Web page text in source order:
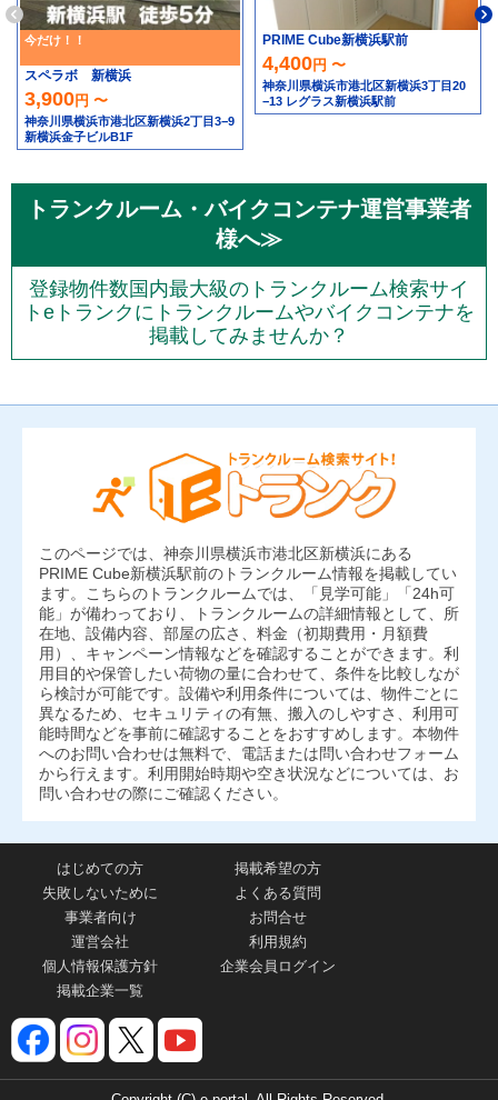
今だけ！！
スペラボ 新横浜
3,900円 〜
神奈川県横浜市港北区新横浜2丁目3−9
新横浜金子ビルB1F
PRIME Cube新横浜駅前
4,400円 〜
神奈川県横浜市港北区新横浜3丁目20
−13 レグラス新横浜駅前
トランクルーム・バイクコンテナ運営事業者
様へ≫
登録物件数国内最大級のトランクルーム検索サイ
トeトランクにトランクルームやバイクコンテナを
掲載してみませんか？
このページでは、神奈川県横浜市港北区新横浜にある
PRIME Cube新横浜駅前のトランクルーム情報を掲載してい
ます。こちらのトランクルームでは、「見学可能」「24h可
能」が備わっており、トランクルームの詳細情報として、所
在地、設備内容、部屋の広さ、料金（初期費用・月額費
用）、キャンペーン情報などを確認することができます。利
用目的や保管したい荷物の量に合わせて、条件を比較しなが
ら検討が可能です。設備や利用条件については、物件ごとに
異なるため、セキュリティの有無、搬入のしやすさ、利用可
能時間などを事前に確認することをおすすめします。本物件
へのお問い合わせは無料で、電話または問い合わせフォーム
から行えます。利用開始時期や空き状況などについては、お
問い合わせの際にご確認ください。
はじめての方
掲載希望の方
失敗しないために
よくある質問
事業者向け
お問合せ
運営会社
利用規約
個人情報保護方針
企業会員ログイン
掲載企業一覧